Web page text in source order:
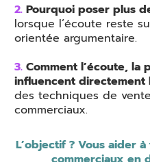
2. Pourquoi poser plus
lorsque l’écoute reste
orientée argumentaire.
3. Comment l’écoute, la
influencent directement
des techniques de
commerciaux.
L’objectif ? Vous aider